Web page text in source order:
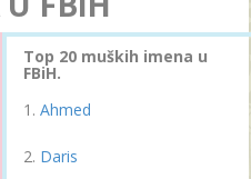
Top 20 muških imena u
FBiH.
Ahmed
Daris